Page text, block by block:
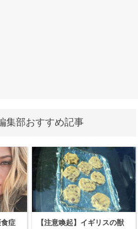
集部おすすめ記事
食症
【注意喚起】イギリスの獣